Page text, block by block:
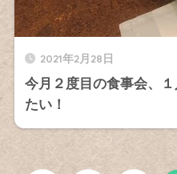
2021年2月28日
今月２度目の食事会、
たい！